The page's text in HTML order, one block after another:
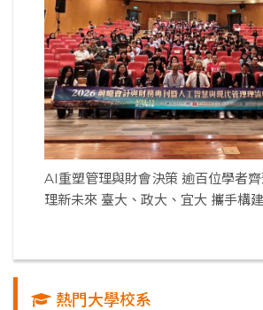
AI重塑管理與財會決策 逾百位學者
理新未來 臺大、政大、宜大 攜手構
熱門大學校系